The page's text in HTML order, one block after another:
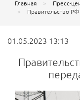
Главная Пресс-
Правительство
01.05.2023 13:13